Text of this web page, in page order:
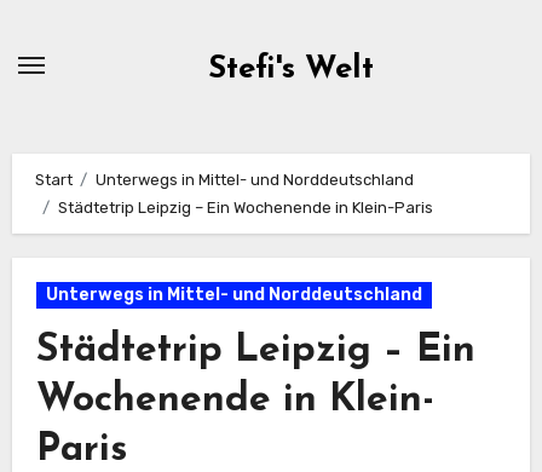
Stefi's Welt
Start
Unterwegs in Mittel- und Norddeutschland
Städtetrip Leipzig – Ein Wochenende in Klein-Paris
Unterwegs in Mittel- und Norddeutschland
Städtetrip Leipzig – Ein
Wochenende in Klein-
Paris